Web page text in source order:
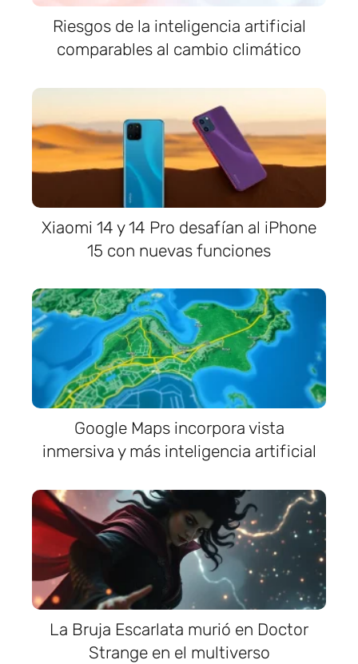
Riesgos de la inteligencia artificial
comparables al cambio climático
Xiaomi 14 y 14 Pro desafían al iPhone
15 con nuevas funciones
Google Maps incorpora vista
inmersiva y más inteligencia artificial
La Bruja Escarlata murió en Doctor
Strange en el multiverso